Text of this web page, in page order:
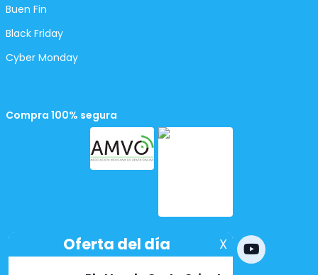
Buen Fin
Black Friday
Cyber Monday
Compra 100% segura